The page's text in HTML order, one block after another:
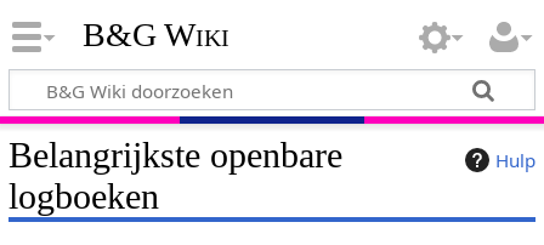
B&G Wiki
Hulp
Belangrijkste openbare
logboeken